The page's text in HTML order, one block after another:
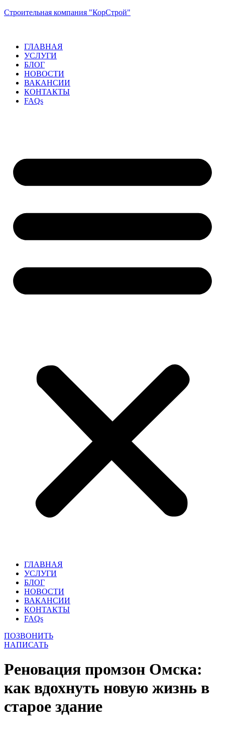
Строительная компания "КорСтрой"
ГЛАВНАЯ
УСЛУГИ
БЛОГ
НОВОСТИ
ВАКАНСИИ
КОНТАКТЫ
FAQs
ГЛАВНАЯ
УСЛУГИ
БЛОГ
НОВОСТИ
ВАКАНСИИ
КОНТАКТЫ
FAQs
ПОЗВОНИТЬ
НАПИСАТЬ
Реновация промзон Омска:
как вдохнуть новую жизнь в
старое здание